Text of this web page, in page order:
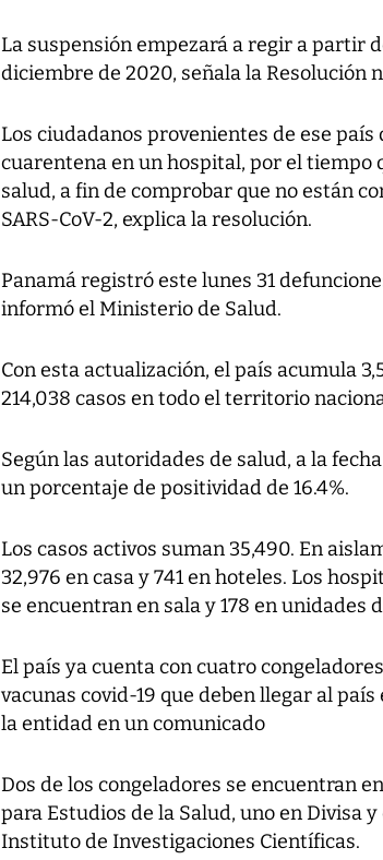
La suspensión empezará a regir a partir
diciembre de 2020, señala la Resolución
Los ciudadanos provenientes de ese
cuarentena en un hospital, por el tiempo
salud, a fin de comprobar que no están
SARS-CoV-2, explica la resolución.
Panamá registró este lunes 31
informó el Ministerio de Salud.
Con esta actualización, el país acumula
214,038 casos en todo el territorio
Según las autoridades de salud, a la
un porcentaje de positividad de 16.4%.
Los casos activos suman 35,490. En
32,976 en casa y 741 en hoteles. Los
se encuentran en sala y 178 en unidades
El país ya cuenta con cuatro
vacunas covid-19 que deben llegar al
la entidad en un comunicado
Dos de los congeladores se encuentran
para Estudios de la Salud, uno en Divisa
Instituto de Investigaciones Científicas.